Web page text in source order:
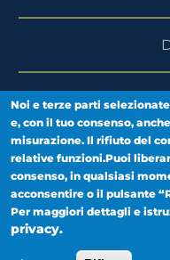
Noi e terze parti
e, con il tuo consenso,
misurazione. Il rifiuto del
relative funzioni.Puoi
consenso, in qualsiasi
acconsentire o il pulsante
Per maggiori dettagli e
privacy.